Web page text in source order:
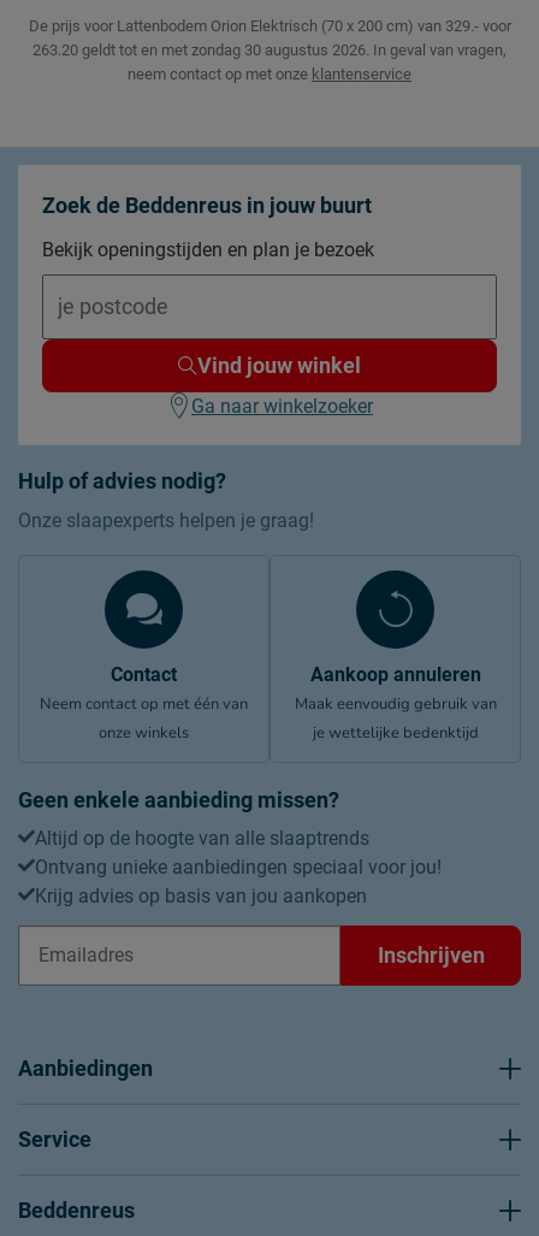
Schuif-mechanisme
Ja
Kantelbare latten
Ja
Voeteneind verstelbaar
Ja
Goed om te weten
Onderhoud
afnemen met een vochtig
doekje
Garantie
Beddenreus voorwaarden
Om de bedbodem stevig
neer te kunnen zetten,
heb je eigenlijk geen
ook met ledikant is het
verstandig de bedbodem te
monteren op een
zelfdragende potenset. Dit
geeft extra stevigheid en
voorkomt kraken en piepen.
levensduur van het ledikant
en de bedbodem. De
universele, zelfdragende
potenset is te vinden onder
Emailadres
De prijs voor Lattenbodem Orion Elektrisch (70 x 200 cm) van 329.- voor
263.20 geldt tot en met zondag 30 augustus 2026. In geval van vragen,
neem contact op met onze klantenservice
Hulp of advies nodig?
Onze slaapexperts helpen je graag!
Contact
Neem contact op met één van
onze winkels
Aankoop annuleren
Maak eenvoudig gebruik van
je wettelijke bedenktijd
Geen enkele aanbieding missen?
Altijd op de hoogte van alle slaaptrends
Ontvang unieke aanbiedingen speciaal voor jou!
Krijg advies op basis van jou aankopen
Inschrijven
Zoek de Beddenreus in jouw buurt
Bekijk openingstijden en plan je bezoek
Vind jouw winkel
Ga naar winkelzoeker
Aanbiedingen
Service
Beddenreus